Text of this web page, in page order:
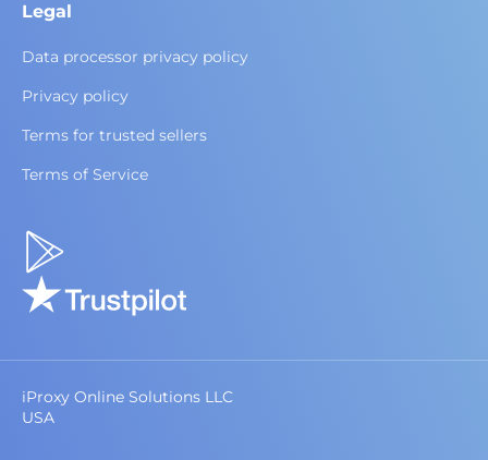
Legal
Data processor privacy policy
Privacy policy
Terms for trusted sellers
Terms of Service
iProxy Online Solutions LLC
USA